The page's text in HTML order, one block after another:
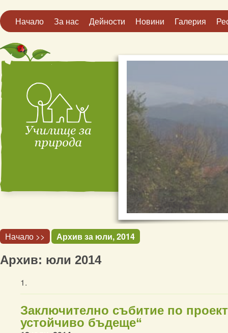
Начало За нас Дейности Новини Галерия
Начало >> Архив за юли, 2014
Архив: юли 2014
Заключително събитие по
устойчиво бъдеще“